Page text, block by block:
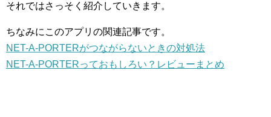
それではさっそく紹介していきます。
ちなみにこのアプリの関連記事です。
NET-A-PORTERがつながらないときの対処法
NET-A-PORTERっておもしろい？レビューまとめ